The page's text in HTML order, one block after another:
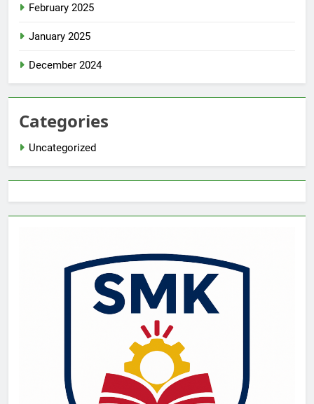
February 2025
January 2025
December 2024
Categories
Uncategorized